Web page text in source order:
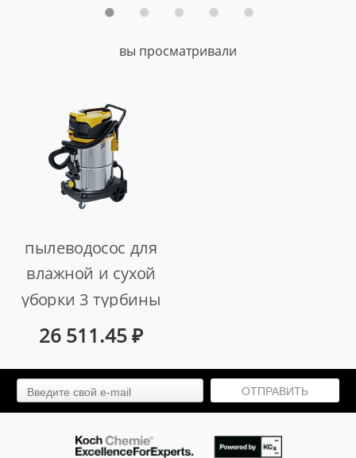
-3000 вт., 60л.
и автотранспорта,
вы просматривали
пылеводосос для
влажной и сухой
уборки 3 турбины
3600 ватт бак 60л
26 511.45₽
ОТПРАВИТЬ